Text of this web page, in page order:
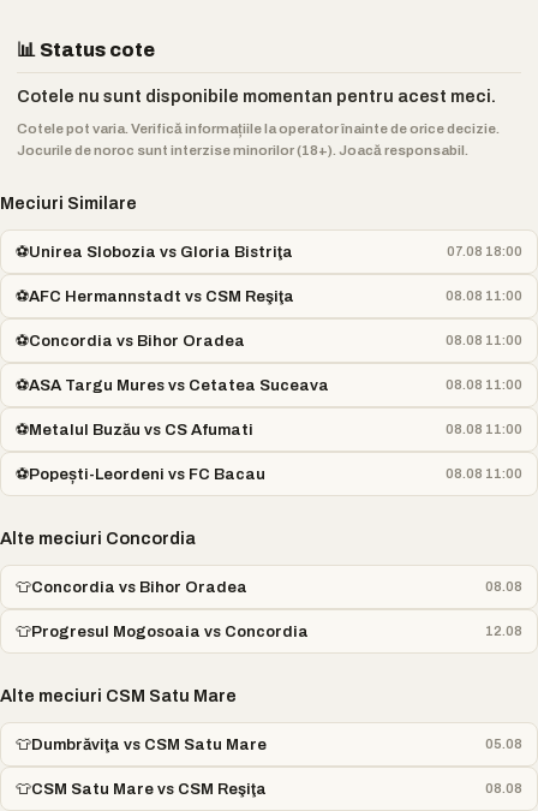
📊 Status cote
Cotele nu sunt disponibile momentan pentru acest meci.
Cotele pot varia. Verifică informațiile la operator înainte de orice decizie.
Jocurile de noroc sunt interzise minorilor (18+). Joacă responsabil.
Meciuri Similare
⚽Unirea Slobozia vs Gloria Bistriţa 07.08 18:00
⚽AFC Hermannstadt vs CSM Reşiţa 08.08 11:00
⚽Concordia vs Bihor Oradea 08.08 11:00
⚽ASA Targu Mures vs Cetatea Suceava 08.08 11:00
⚽Metalul Buzău vs CS Afumati 08.08 11:00
⚽Popești-Leordeni vs FC Bacau 08.08 11:00
Alte meciuri Concordia
👕Concordia vs Bihor Oradea 08.08
👕Progresul Mogosoaia vs Concordia 12.08
Alte meciuri CSM Satu Mare
👕Dumbrăviţa vs CSM Satu Mare 05.08
👕CSM Satu Mare vs CSM Reşiţa 08.08